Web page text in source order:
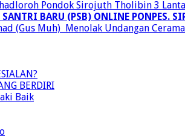
Pondok Sirojuth Tholibin 3
BARU (PSB) ONLINE PONPES.
(Gus Muh) Menolak Undangan
BERDIRI
Baik